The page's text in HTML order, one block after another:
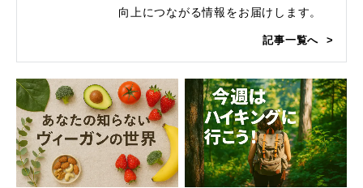
向上につながる情報をお届けします。
記事一覧へ